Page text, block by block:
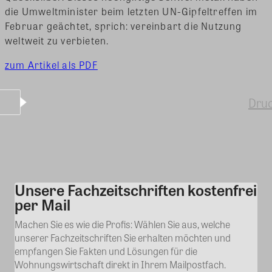
die Umweltminister beim letzten UN-Gipfeltreffen im
Februar geächtet, sprich: vereinbart die Nutzung
weltweit zu verbieten.
zum Artikel als PDF
Kommentar
Unsere Fachzeitschriften kostenfrei
per Mail
Machen Sie es wie die Profis: Wählen Sie aus, welche
unserer Fachzeitschriften Sie erhalten möchten und
empfangen Sie Fakten und Lösungen für die
Wohnungswirtschaft direkt in Ihrem Mailpostfach.